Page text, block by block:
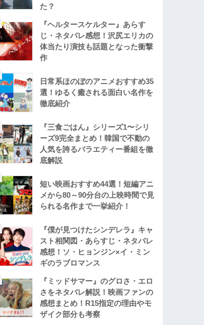
た？
『ヘルタースケルター』あらす
じ・ネタバレ感想！沢尻エリカの
体当たり演技も話題となった衝撃
作
日常系ほのぼのアニメおすすめ35
選！ゆるく癒される面白い名作を
徹底紹介
『三食ごはん』シリーズ1〜シリ
ーズ9完全まとめ！韓国で不動の
人気を誇るバラエティー番組を徹
底解説
短い映画おすすめ44選！短編アニ
メから80～90分台の上映時間で見
られる名作まで一挙紹介！
『僕が見つけたシンデレラ』キャ
スト相関図・あらすじ・ネタバレ
感想！ソ・ヒョンジン×イ・ミン
ギのラブロマンス
『ミッドサマー』のグロさ・エロ
さをネタバレ解説！映画ファンの
感想まとめ！R15指定の理由やモ
ザイク部分も考察